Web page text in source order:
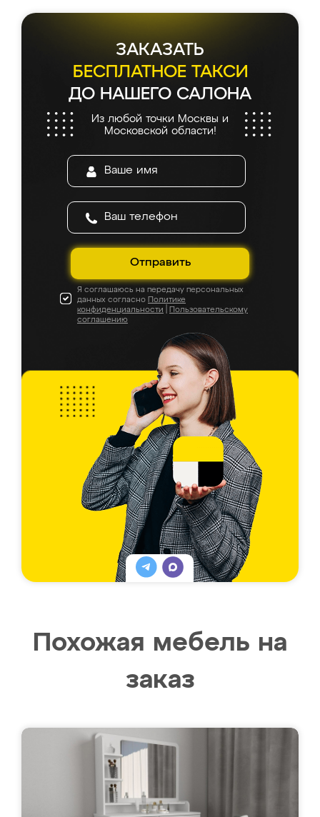
ЗАКАЗАТЬ
БЕСПЛАТНОЕ ТАКСИ
ДО НАШЕГО САЛОНА
Из любой точки Москвы и
Московской области!
Отправить
Я соглашаюсь на передачу персональных
данных согласно Политике
конфиденциальности
Пользовательскому
соглашению
Похожая мебель на
заказ